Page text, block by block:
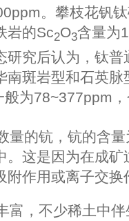
。攀枝花钒
岩的Sc2O3含量为
研究后认为，钛
南斑岩型和石英
般为78~377ppm
的钪，钪的含
。这是因为在成
附作用或离子交
，不少稀土中